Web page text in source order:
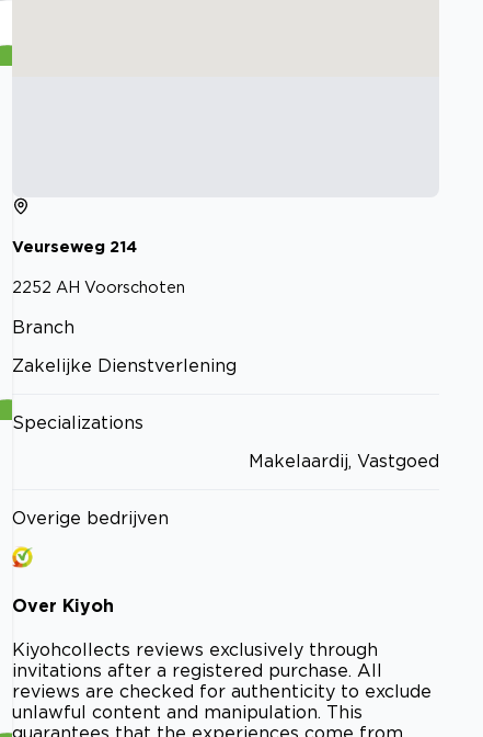
Veurseweg 214
2252 AH Voorschoten
Branch
Zakelijke Dienstverlening
Specializations
Makelaardij, Vastgoed
Overige bedrijven
Over Kiyoh
Kiyohcollects reviews exclusively through
invitations after a registered purchase. All
reviews are checked for authenticity to exclude
unlawful content and manipulation. This
guarantees that the experiences come from